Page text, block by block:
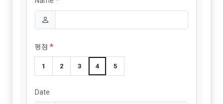
평점 *
1 2 3 4 5
Date